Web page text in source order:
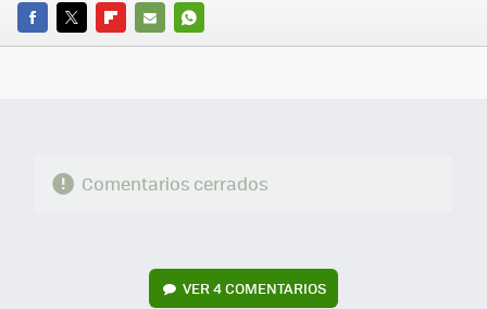
FACEBOOK
TWITTERFLIPBOARD
E-
WHATSAPP
Comentarios cerrados
VER4 COMENTARIOS